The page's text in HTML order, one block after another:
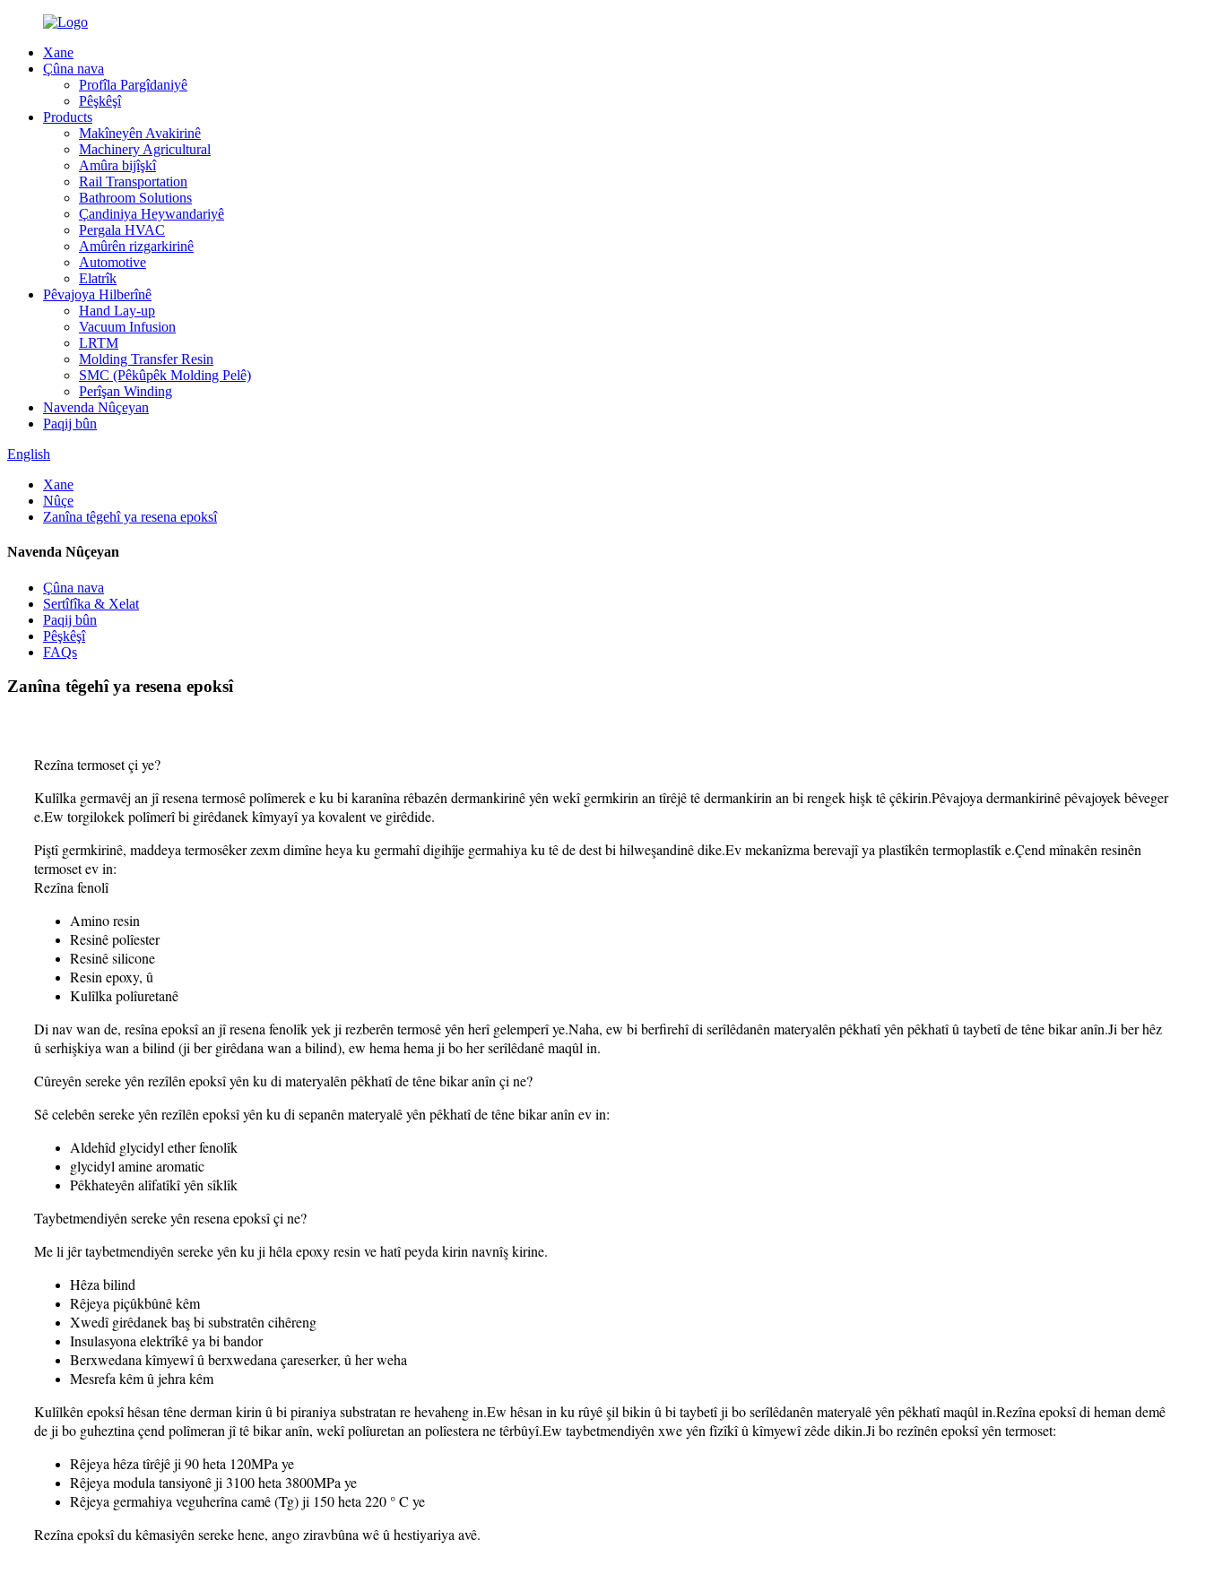
Xane
Çûna nava
Profîla Pargîdaniyê
Pêşkêşî
Products
Makîneyên Avakirinê
Machinery Agricultural
Amûra bijîşkî
Rail Transportation
Bathroom Solutions
Çandiniya Heywandariyê
Pergala HVAC
Amûrên rizgarkirinê
Automotive
Elatrîk
Pêvajoya Hilberînê
Hand Lay-up
Vacuum Infusion
LRTM
Molding Transfer Resin
SMC (Pêkûpêk Molding Pelê)
Perîşan Winding
Navenda Nûçeyan
Paqij bûn
English
Xane
Nûçe
Zanîna têgehî ya resena epoksî
Navenda Nûçeyan
Çûna nava
Sertîfîka & Xelat
Paqij bûn
Pêşkêşî
FAQs
Zanîna têgehî ya resena epoksî
Rezîna termoset çi ye?
Kulîlka germavêj an jî resena termosê polîmerek e ku bi karanîna rêbazên dermankirinê yên wekî germkirin an tîrêjê tê dermankirin an bi rengek hişk tê çêkirin.Pêvajoya dermankirinê pêvajoyek bêveger
e.Ew torgilokek polîmerî bi girêdanek kîmyayî ya kovalent ve girêdide.
Piştî germkirinê, maddeya termosêker zexm dimîne heya ku germahî digihîje germahiya ku tê de dest bi hilweşandinê dike.Ev mekanîzma berevajî ya plastîkên termoplastîk e.Çend mînakên resinên
termoset ev in:
Rezîna fenolî
Amino resin
Resinê polîester
Resinê silicone
Resin epoxy, û
Kulîlka polîuretanê
Di nav wan de, resîna epoksî an jî resena fenolîk yek ji rezberên termosê yên herî gelemperî ye.Naha, ew bi berfirehî di serîlêdanên materyalên pêkhatî yên pêkhatî û taybetî de têne bikar anîn.Ji ber hêz
û serhişkiya wan a bilind (ji ber girêdana wan a bilind), ew hema hema ji bo her serîlêdanê maqûl in.
Cûreyên sereke yên rezîlên epoksî yên ku di materyalên pêkhatî de têne bikar anîn çi ne?
Sê celebên sereke yên rezîlên epoksî yên ku di sepanên materyalê yên pêkhatî de têne bikar anîn ev in:
Aldehîd glycidyl ether fenolîk
glycidyl amine aromatic
Pêkhateyên alîfatîkî yên sîklîk
Taybetmendiyên sereke yên resena epoksî çi ne?
Me li jêr taybetmendiyên sereke yên ku ji hêla epoxy resin ve hatî peyda kirin navnîş kirine.
Hêza bilind
Rêjeya piçûkbûnê kêm
Xwedî girêdanek baş bi substratên cihêreng
Insulasyona elektrîkê ya bi bandor
Berxwedana kîmyewî û berxwedana çareserker, û her weha
Mesrefa kêm û jehra kêm
Kulîlkên epoksî hêsan têne derman kirin û bi piraniya substratan re hevaheng in.Ew hêsan in ku rûyê şil bikin û bi taybetî ji bo serîlêdanên materyalê yên pêkhatî maqûl in.Rezîna epoksî di heman demê
de ji bo guheztina çend polîmeran jî tê bikar anîn, wekî polîuretan an polîestera ne têrbûyî.Ew taybetmendiyên xwe yên fîzîkî û kîmyewî zêde dikin.Ji bo rezînên epoksî yên termoset:
Rêjeya hêza tîrêjê ji 90 heta 120MPa ye
Rêjeya modula tansiyonê ji 3100 heta 3800MPa ye
Rêjeya germahiya veguherîna camê (Tg) ji 150 heta 220 ° C ye
Rezîna epoksî du kêmasiyên sereke hene, ango ziravbûna wê û hestiyariya avê.